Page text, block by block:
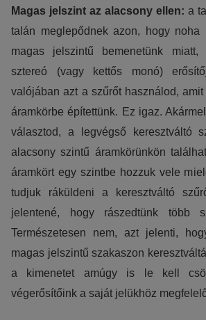
Magas jelszint az alacsony ellen: a
talán meglepődnek azon, hogy noha
magas jelszintű bemenetünk
sztereó (vagy kettős monó)
valójában azt a szűrőt használod,
áramkörbe építettünk. Ez igaz.
választod, a legvégső keresztváltó
alacsony szintű áramkörünkön
áramkört egy szintbe hozzuk vele
tudjuk ráküldeni a keresztváltó
jelentené, hogy rászedtünk több
Természetesen nem, azt jelenti,
magas jelszintű szakaszon
a kimenetet amúgy is le kell
végerősítőink a saját jelükhöz